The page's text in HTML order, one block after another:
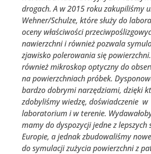
drogach. A w 2015 roku zakupiliśmy
Wehner/Schulze, które służy do
oceny właściwości
nawierzchni i również pozwala
zjawisko polerowania się
również mikroskop optyczny do
na powierzchniach próbek.
bardzo dobrymi narzędziami, dzięki
zdobyliśmy wiedzę, doświadczenie w
laboratorium i w terenie.
mamy do dyspozycji jedne z lepszych
Europie, a jednak zbudowaliśmy
do symulacji zużycia powierzchni z